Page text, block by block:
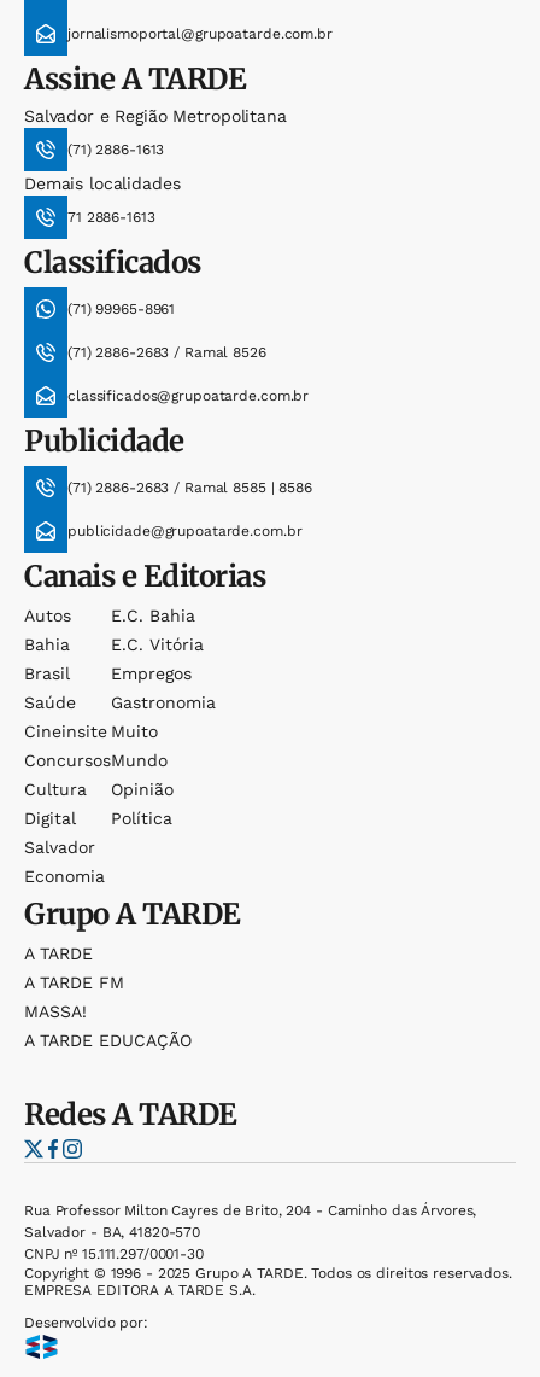
jornalismoportal@grupoatarde.com.br
AssineA TARDE
Salvador e Região Metropolitana
(71) 2886-1613
Demais localidades
71 2886-1613
Classificados
(71) 99965-8961
(71) 2886-2683 / Ramal 8526
classificados@grupoatarde.com.br
Publicidade
(71) 2886-2683 / Ramal 8585 | 8586
publicidade@grupoatarde.com.br
Canais e Editorias
Autos
Bahia
Brasil
Saúde
Cineinsite
Concursos
Cultura
Digital
Salvador
Economia
E.c. Bahia
E.c. Vitória
Empregos
Gastronomia
Muito
Mundo
Opinião
Política
GrupoA TARDE
A TARDE
A TARDE FM
MASSA!
A TARDE EDUCAÇÃO
RedesA TARDE
Rua Professor Milton Cayres de Brito, 204 - Caminho das Árvores,
Salvador - BA, 41820-570
CNPJ nº 15.111.297/0001-30
Copyright © 1996 - 2025 Grupo A TARDE. Todos os direitos reservados.
EMPRESA EDITORA A TARDE S.A.
Desenvolvido por: